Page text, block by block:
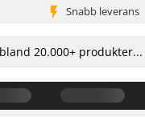
Snabb leverans